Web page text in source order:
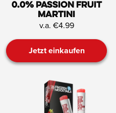
0.0% Passion Fruit
Martini
v.a. €4.99
Jetzt einkaufen